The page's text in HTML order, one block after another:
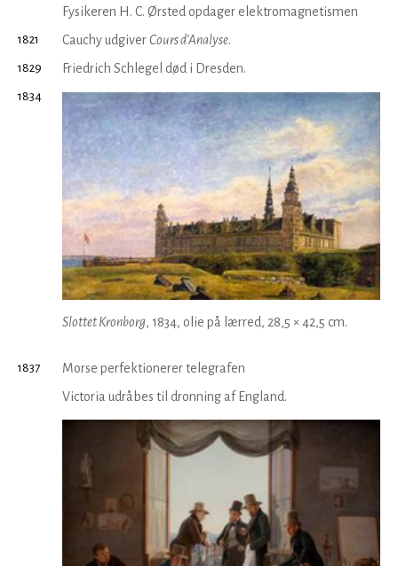
Fysikeren H. C. Ørsted opdager elektromagnetismen
1821 Cauchy udgiverCours d’Analyse.
1829 Friedrich Schlegel død i Dresden.
1834
Slottet Kronborg, 1834, olie på lærred, 28,5 × 42,5 cm.
1837
Morse perfektionerer telegrafen
Victoria udråbes til dronning af England.